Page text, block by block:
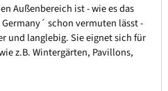
Außenbereich ist - wie es das
schon vermuten lässt -
und langlebig. Sie eignet sich für
z.B. Wintergärten, Pavillons,